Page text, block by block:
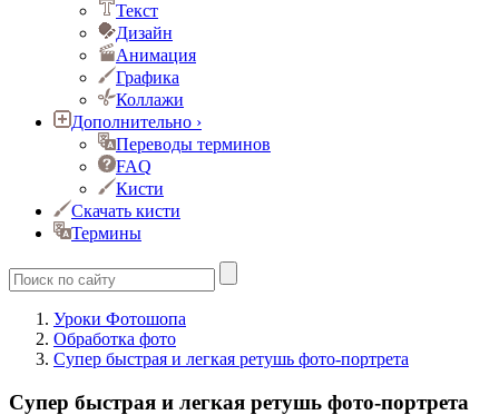
Текст
Дизайн
Анимация
Графика
Коллажи
Дополнительно ›
Переводы терминов
FAQ
Кисти
Скачать кисти
Термины
Уроки Фотошопа
Обработка фото
Супер быстрая и легкая ретушь фото-портрета
Супер быстрая и легкая ретушь фото-портрета